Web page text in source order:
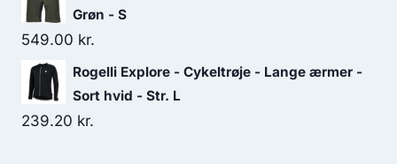
Grøn - S
549.00 kr.
Rogelli Explore - Cykeltrøje - Lange ærmer -
Sort hvid - Str. L
239.20 kr.